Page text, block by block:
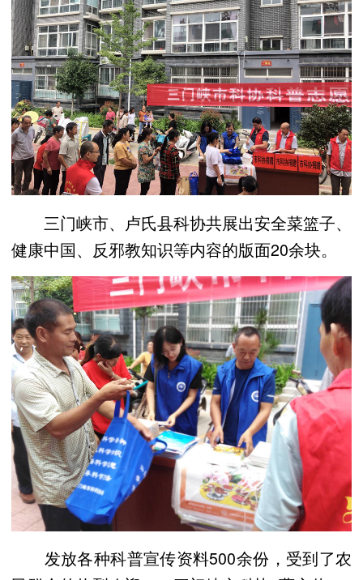
三门峡市、卢氏县科协共展出安全菜篮子、
健康中国、反邪教知识等内容的版面20余块。
发放各种科普宣传资料500余份，受到了农